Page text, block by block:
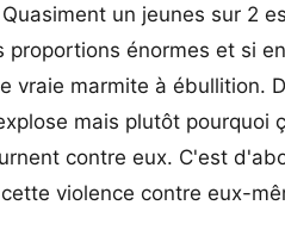
un jeunes sur 2
proportions énormes et si
vraie marmite à ébullition.
mais plutôt pourquoi
contre eux. C'est
violence contre eux-